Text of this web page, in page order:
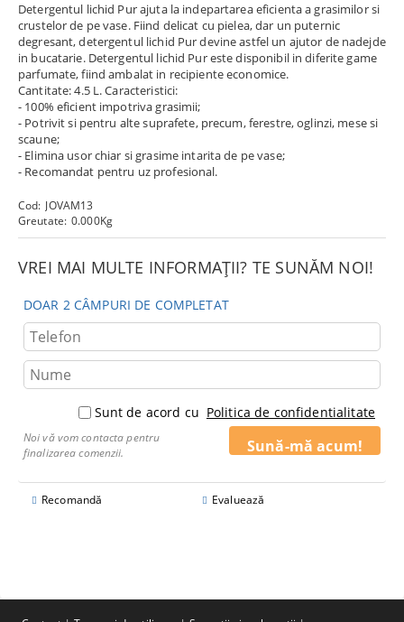
Detergentul lichid Pur ajuta la indepartarea eficienta a grasimilor si
crustelor de pe vase. Fiind delicat cu pielea, dar un puternic
degresant, detergentul lichid Pur devine astfel un ajutor de nadejde
in bucatarie. Detergentul lichid Pur este disponibil in diferite game
parfumate, fiind ambalat in recipiente economice.
Cantitate: 4.5 L. Caracteristici:
- 100% eficient impotriva grasimii;
- Potrivit si pentru alte suprafete, precum, ferestre, oglinzi, mese si
scaune;
- Elimina usor chiar si grasime intarita de pe vase;
- Recomandat pentru uz profesional.
Cod: JOVAM13
Greutate: 0.000Kg
VREI MAI MULTE INFORMAȚII? TE SUNĂM NOI!
DOAR 2 CÂMPURI DE COMPLETAT
Sunt de acord cu Politica de confidentialitate
Noi vă vom contacta pentru
finalizarea comenzii.
Recomandă Evaluează